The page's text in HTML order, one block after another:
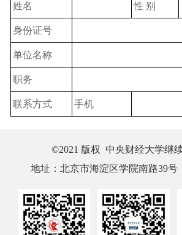
姓名 性 别
身份证号
单位名称
职务
联系方式 手机
©2021 版权 中央财经大学继
地址：北京市海淀区学院南路39号